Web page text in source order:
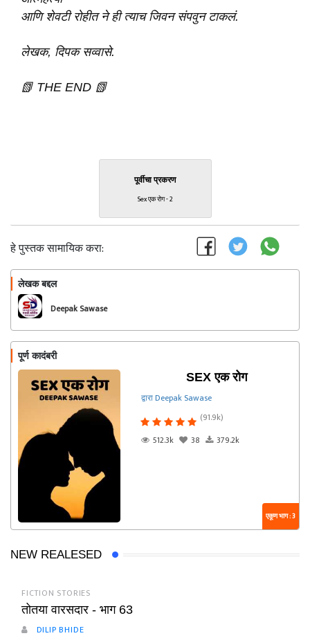
आणि शेवटी रोहीत ने ही त्याच जिवन संपवुन टाकलं.
लेखक, दिपक सव्वासे.
📗 THE END 📗
पूर्वीचा प्रकरण
Sex एक रोग - 2
हे पुस्तक सामायिक करा:
लेखक बद्दल
Deepak Sawase
पूर्ण कादंबरी
SEX एक रोग
द्वारा Deepak Sawase
(91.9k)
512.3k
38 379.2k
एकूण भाग : 3
NEW REALESED
FICTION STORIES
तोतया वारसदार - भाग 63
DILIP BHIDE